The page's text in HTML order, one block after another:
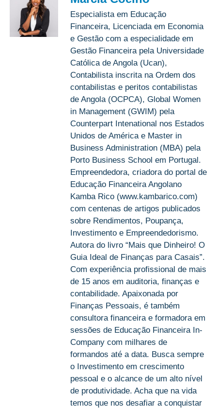
Especialista em Educação
Financeira, Licenciada em Economia
e Gestão com a especialidade em
Gestão Financeira pela Universidade
Católica de Angola (Ucan),
Contabilista inscrita na Ordem dos
contabilistas e peritos contabilistas
de Angola (OCPCA), Global Women
in Management (GWIM) pela
Counterpart Intenational nos Estados
Unidos de América e Master in
Business Administration (MBA) pela
Porto Business School em Portugal.
Empreendedora, criadora do portal de
Educação Financeira Angolano
Kamba Rico (www.kambarico.com)
com centenas de artigos publicados
sobre Rendimentos, Poupança,
Investimento e Empreendedorismo.
Autora do livro “Mais que Dinheiro! O
Guia Ideal de Finanças para Casais”.
Com experiência profissional de mais
de 15 anos em auditoria, finanças e
contabilidade. Apaixonada por
Finanças Pessoais, é também
consultora financeira e formadora em
sessões de Educação Financeira In-
Company com milhares de
formandos até a data. Busca sempre
o Investimento em crescimento
pessoal e o alcance de um alto nível
de produtividade. Acha que na vida
temos que nos desafiar a conquistar